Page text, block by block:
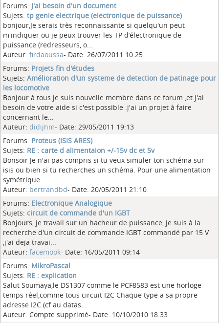
Forums: J'ai besoin d'un document
Sujets: tp genie electrique (electronique de puissance)
bonjour,Je serais très reconnaissante si quelqu'un peut
m'indiquer ou je peux trouver les TP d’électronique de
puissance (redresseurs, o...
Auteur: firdaoussa- Date: 26/07/2011 10:25
Forums: Projets fin d'études
Sujets: Amélioration d'un systeme de detection de patinage pour
les locomotive
Bonjour à tous je suis nouvelle membre dans ce forum ,et j'ai
besoin de votre aide si c'est possible .j'ai un projet à faire
concernant le...
Auteur: didijhm- Date: 29/05/2011 19:13
Forums: Proteus (ISIS ARES)
Sujets: RE : carte d alimentaion +/-15v dc et 5v
Bonsoir Je n'ai pas compris si tu veux simuler ton schéma sur
isis ou bien si tu recherches un schéma. Pour une alimentation
symétrique...
Auteur: bertrandbd- Date: 20/05/2011 21:10
Forums: Electronique Analogique
Sujets: circuit de commande d'un IGBT
Bonjours, je travail sur un hacheur de puissance, je suis à la
recherche d'un circuit de commande IGBT commandé par 15 V
,j'ai deja travai...
Auteur: facemook- Date: 16/05/2011 09:14
Forums: MikroPascal
Sujets: RE : explication
Salut Soumaya,le DS1307 comme le PCF8583 est une horloge
temps réel,comme tous circuit I2C Chaque type a sa propre
adresse I2C (cf au datas...
Auteur: Compte supprimé- Date: 10/10/2010 18:33